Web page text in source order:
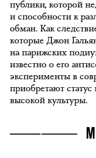
публики, которой
и способности к
обман. Как
которые Джон
на парижских
известно о его
эксперименты в
приобретают
высокой культуры.